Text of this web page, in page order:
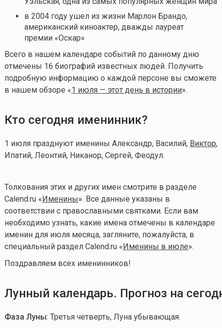
в 2004 году ушел из жизни Марлон Брандо,
американский киноактер, дважды лауреат
премии «Оскар»
Всего в нашем календаре событий по данному дню
отмечены 16 биографий известных людей. Получить
подробную информацию о каждой персоне вы сможете
в нашем обзоре «1 июля — этот день в истории».
Кто сегодня именинник?
1 июля празднуют именины Александр, Василий, Виктор,
Ипатий, Леонтий, Никанор, Сергей, Феодул.
Толкования этих и других имен смотрите в разделе
Calend.ru «Именины». Все данные указаны в
соответствии с православными святками. Если вам
необходимо узнать, какие имена отмечены в календаре
именин для июля месяца, загляните, пожалуйста, в
специальный раздел Calend.ru «Именины в июле».
Поздравляем всех именинников!
Лунный календарь. Прогноз на
Фаза Луны: Третья четверть, Луна убывающая.